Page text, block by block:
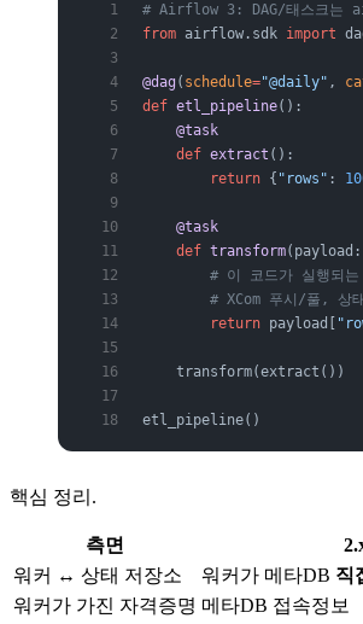
# Airflow 3: DAG/태스크는
from airflow.sdk import
@dag ( schedule="@daily" ,
def etl_pipeline():
    @task
    def
extract ():
        return
{ "rows" :
    @task
    def
transform(payload:
# 이 코드가 실행되는
# XCom 푸시/풀, 상
        return
payload[
    transform(extract())
etl_pipeline()
핵심 정리.
측면
워커 ↔ 상태 저장소
워커가 메타DB 직
워커가 가진 자격증명 메타DB 접속정보